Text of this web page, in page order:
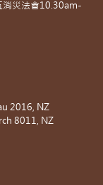
消災法會10.30am-
2016, NZ
8011, NZ